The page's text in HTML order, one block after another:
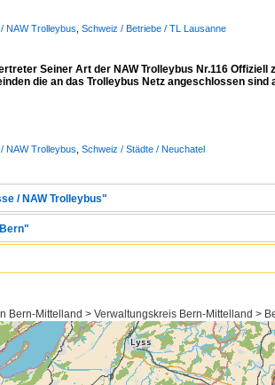
NAW Trolleybus Schweiz / Betriebe / TL Lausanne
Seiner Art der NAW Trolleybus Nr.116
die an das Trolleybus Netz angeschlossen sind
NAW Trolleybus Schweiz / Städte / Neuchatel
/ NAW Trolleybus"
Mittelland > Verwaltungskreis Bern-Mittelland >